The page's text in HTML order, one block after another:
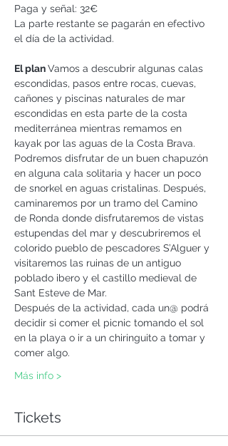
Paga y señal: 32€
La parte restante se pagarán en efectivo
el día de la actividad.
El plan Vamos a descubrir algunas calas
escondidas, pasos entre rocas, cuevas,
cañones y piscinas naturales de mar
escondidas en esta parte de la costa
mediterránea mientras remamos en
kayak por las aguas de la Costa Brava.
Podremos disfrutar de un buen chapuzón
en alguna cala solitaria y hacer un poco
de snorkel en aguas cristalinas. Después,
caminaremos por un tramo del Camino
de Ronda donde disfrutaremos de vistas
estupendas del mar y descubriremos el
colorido pueblo de pescadores S’Alguer y
visitaremos las ruinas de un antiguo
poblado ibero y el castillo medieval de
Sant Esteve de Mar.
Después de la actividad, cada un@ podrá
decidir si comer el picnic tomando el sol
en la playa o ir a un chiringuito a tomar y
comer algo.
Más info >
Tickets